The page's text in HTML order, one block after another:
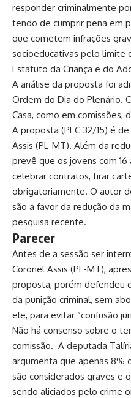
responder criminalmente
tendo de cumprir pena em
que cometem infrações
socioeducativas pelo limite
Estatuto da Criança e do
A análise da proposta foi
Ordem do Dia do Plenário.
Casa, como em comissões,
A proposta (PEC 32/15) é
Assis (PL-MT). Além da
prevê que os jovens com 16
celebrar contratos, tirar
obrigatoriamente. O autor
são a favor da redução da
pesquisa recente.
Parecer
Antes de a sessão ser
Coronel Assis (PL-MT),
proposta, porém defendeu
da punição criminal, sem
ele, para evitar “confusão
Não há consenso sobre o
comissão. A deputada
argumenta que apenas 8%
são considerados graves e
sendo aliciados pelo crime